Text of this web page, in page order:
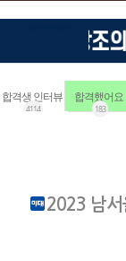
합격생 인터뷰
4114
합격했어요
183
2023 남